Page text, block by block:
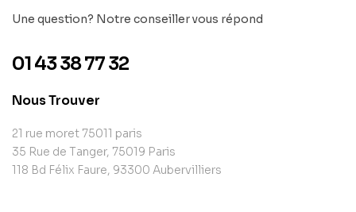
Une question? Notre conseiller vous répond
01 43 38 77 32
Nous Trouver
21 rue moret 75011 paris
35 Rue de Tanger, 75019 Paris
118 Bd Félix Faure, 93300 Aubervilliers